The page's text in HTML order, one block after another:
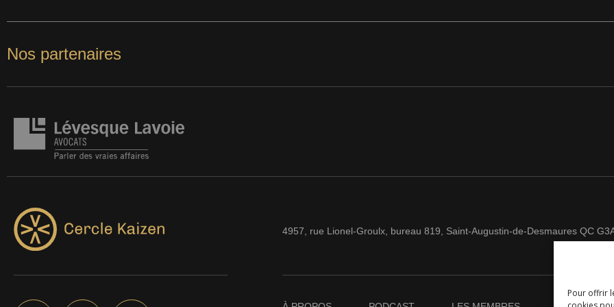
Pour offrir
Nos partenaires
4957, rue Lionel-Groulx, bureau 819, Saint-Augustin-de-Desmaures QC